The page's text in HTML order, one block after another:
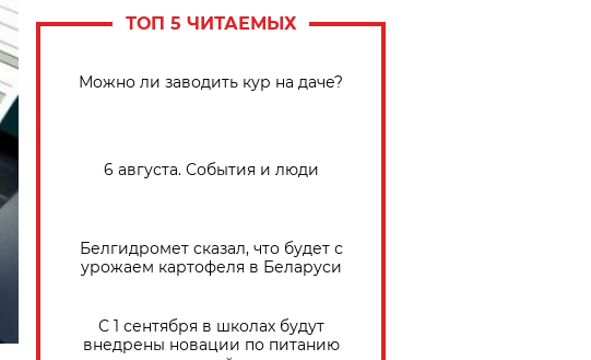
ТОП 5 ЧИТАЕМЫХ
Можно ли заводить кур на даче?
6 августа. События и люди
Белгидромет сказал, что будет с
урожаем картофеля в Беларуси
С 1 сентября в школах будут
внедрены новации по питанию